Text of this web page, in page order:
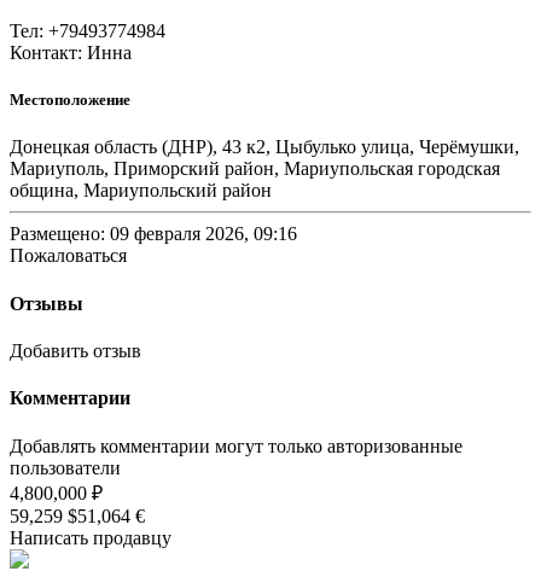
Тел: +79493774984
Контакт: Инна
Местоположение
Донецкая область (ДНР), 43 к2, Цыбулько улица, Черёмушки,
Мариуполь, Приморский район, Мариупольская городская
община, Мариупольский район
Размещено: 09 февраля 2026, 09:16
Пожаловаться
Отзывы
Добавить отзыв
Комментарии
Добавлять комментарии могут только авторизованные
пользователи
4,800,000 ₽
59,259 $51,064 €
Написать продавцу